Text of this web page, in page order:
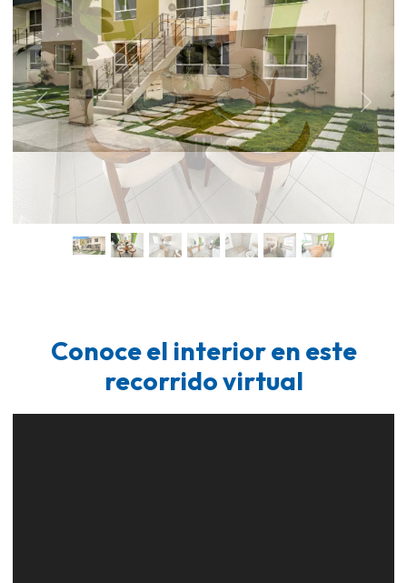
Previous Next
Conoce el interior en este
recorrido virtual